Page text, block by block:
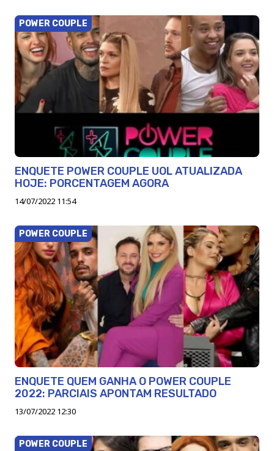
POWER COUPLE
ENQUETE POWER COUPLE UOL ATUALIZADA
HOJE: PORCENTAGEM AGORA
14/07/2022 11:54
POWER COUPLE
ENQUETE QUEM GANHA O POWER COUPLE
2022: PARCIAIS APONTAM RESULTADO
13/07/2022 12:30
POWER COUPLE